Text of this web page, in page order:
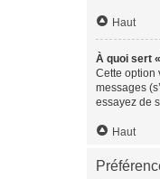
Haut
À quoi sert
Cette option
messages
essayez de
Haut